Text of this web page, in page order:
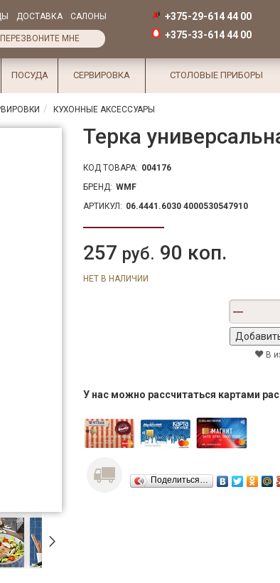
ДОСТАВКА САЛОНЫ
ПЕРЕЗВОНИТЕ МНЕ
+375-29-614 44 00
+375-33-614 44 00
ПОСУДА СЕРВИРОВКА СТОЛОВЫЕ ПРИБОРЫ
КУХОННЫЕ АКСЕССУАРЫ
Терка
КОД ТОВАРА: 004176
БРЕНД: WMF
АРТИКУЛ: 06.4441.6030 4000530547910
257 руб. 90 коп.
НЕТ В НАЛИЧИИ
В
У нас можно рассчитаться картами
Поделиться…